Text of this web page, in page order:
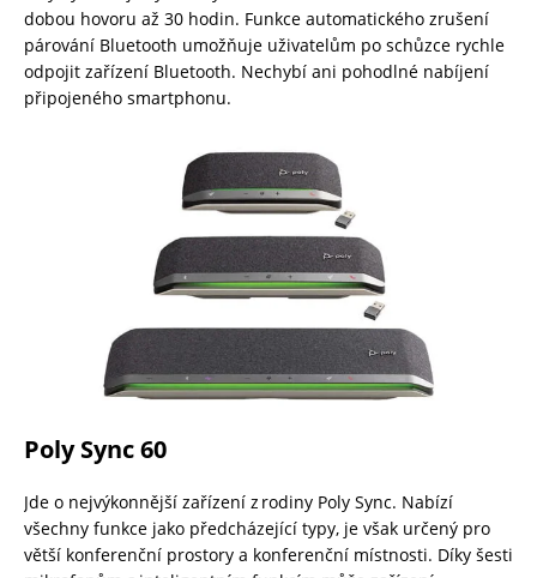
dobou hovoru až 30 hodin. Funkce automatického zrušení
párování Bluetooth umožňuje uživatelům po schůzce rychle
odpojit zařízení Bluetooth. Nechybí ani pohodlné nabíjení
připojeného smartphonu.
Poly Sync 60
Jde o nejvýkonnější zařízení z rodiny Poly Sync. Nabízí
všechny funkce jako předcházející typy, je však určený pro
větší konferenční prostory a konferenční místnosti. Díky šesti